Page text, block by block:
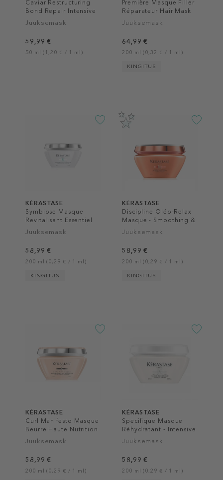
Caviar Restructuring
Bond Repair Intensive
Leave-In Treatment
Juuksemask
59,99 €
50 ml (1,20 € / 1 ml)
Première Masque Filler
Réparateur Hair Mask
Juuksemask
64,99 €
200 ml (0,32 € / 1 ml)
KINGITUS
KÉRASTASE
Symbiose Masque
Revitalisant Essentiel
Hydrating Hair Mask
Juuksemask
58,99 €
200 ml (0,29 € / 1 ml)
KINGITUS
KÉRASTASE
Discipline Oléo-Relax
Masque - Smoothing &
Disciplining Mask
Juuksemask
58,99 €
200 ml (0,29 € / 1 ml)
KINGITUS
KÉRASTASE
Curl Manifesto Masque
Beurre Haute Nutrition
- Intense Nutritive Mask
Juuksemask
58,99 €
200 ml (0,29 € / 1 ml)
KÉRASTASE
Specifique Masque
Réhydratant - Intensive
Moisturizing Gel-Mask
Juuksemask
58,99 €
200 ml (0,29 € / 1 ml)